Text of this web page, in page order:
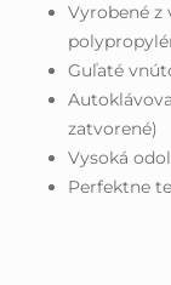
Vyrobené z
Guľaté
zatvorené)
Vysoká
Perfektne